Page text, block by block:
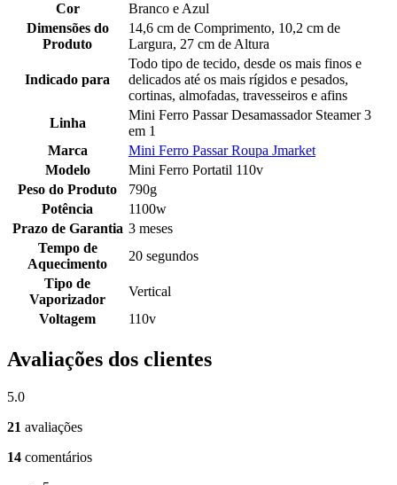
Cor
Branco e Azul
Dimensões do
Produto
14,6 cm de Comprimento, 10,2 cm de
Largura, 27 cm de Altura
Indicado para
Todo tipo de tecido, desde os mais finos e
delicados até os mais rígidos e pesados,
cortinas, almofadas, travesseiros e afins
Linha
Mini Ferro Passar Desamassador Steamer 3
em 1
Marca
Mini Ferro Passar Roupa Jmarket
Modelo
Mini Ferro Portatil 110v
Peso do Produto
790g
Potência
1100w
Prazo de Garantia 3 meses
Tempo de
Aquecimento
20 segundos
Tipo de
Vaporizador
Vertical
Voltagem
110v
Avaliações dos clientes
5.0
21 avaliações
14 comentários